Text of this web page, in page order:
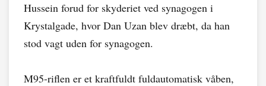
Hussein forud for skyderiet ved synagogen i
Krystalgade, hvor Dan Uzan blev dræbt, da han
stod vagt uden for synagogen.
M95-riflen er et kraftfuldt fuldautomatisk våben,